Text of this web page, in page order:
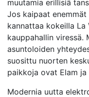
muutamia erillisiä
Jos kaipaat
kannattaa kokeilla La
kauppahallin viressä.
asuntoloiden
suosittu nuorten
paikkoja ovat Elam ja
Modernia uutta